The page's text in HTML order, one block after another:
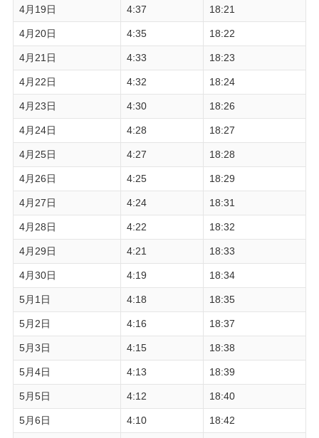
4月19日 4:37 18:21
4月20日 4:35 18:22
4月21日 4:33 18:23
4月22日 4:32 18:24
4月23日 4:30 18:26
4月24日 4:28 18:27
4月25日 4:27 18:28
4月26日 4:25 18:29
4月27日 4:24 18:31
4月28日 4:22 18:32
4月29日 4:21 18:33
4月30日 4:19 18:34
5月1日 4:18 18:35
5月2日 4:16 18:37
5月3日 4:15 18:38
5月4日 4:13 18:39
5月5日 4:12 18:40
5月6日 4:10 18:42